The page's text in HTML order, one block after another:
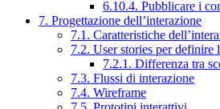
6.10.4. Pubblicare i
7. Progettazione dell’interazione
7.1. Caratteristiche
7.2. User stories per definire
7.2.1. Differenza tra
7.3. Flussi di interazione
7.4. Wireframe